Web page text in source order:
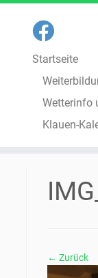
Startseite
Wetterinfo
Klauen-
← Zurück